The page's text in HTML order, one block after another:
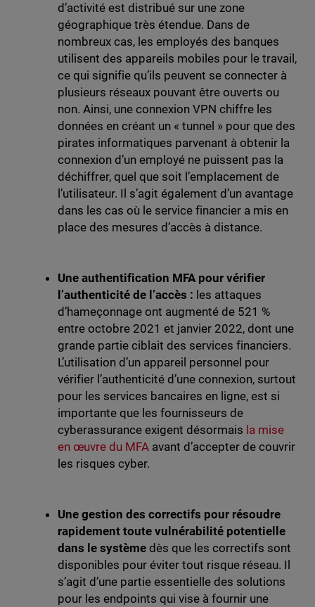
d’activité est distribué sur une zone
géographique très étendue. Dans de
nombreux cas, les employés des banques
utilisent des appareils mobiles pour le travail,
ce qui signifie qu’ils peuvent se connecter à
plusieurs réseaux pouvant être ouverts ou
non. Ainsi, une connexion VPN chiffre les
données en créant un « tunnel » pour que des
pirates informatiques parvenant à obtenir la
connexion d’un employé ne puissent pas la
déchiffrer, quel que soit l’emplacement de
l’utilisateur. Il s’agit également d’un avantage
dans les cas où le service financier a mis en
place des mesures d’accès à distance.
Une authentification MFA pour vérifier
l’authenticité de l’accès : les attaques
d’hameçonnage ont augmenté de 521 %
entre octobre 2021 et janvier 2022, dont une
grande partie ciblait des services financiers.
L’utilisation d’un appareil personnel pour
vérifier l’authenticité d’une connexion, surtout
pour les services bancaires en ligne, est si
importante que les fournisseurs de
cyberassurance exigent désormais la mise
en œuvre du MFAavant d’accepter de couvrir
les risques cyber.
Une gestion des correctifs pour résoudre
rapidement toute vulnérabilité potentielle
dans le systèmedès que les correctifs sont
disponibles pour éviter tout risque réseau. Il
s’agit d’une partie essentielle des solutions
pour les endpoints qui vise à fournir une